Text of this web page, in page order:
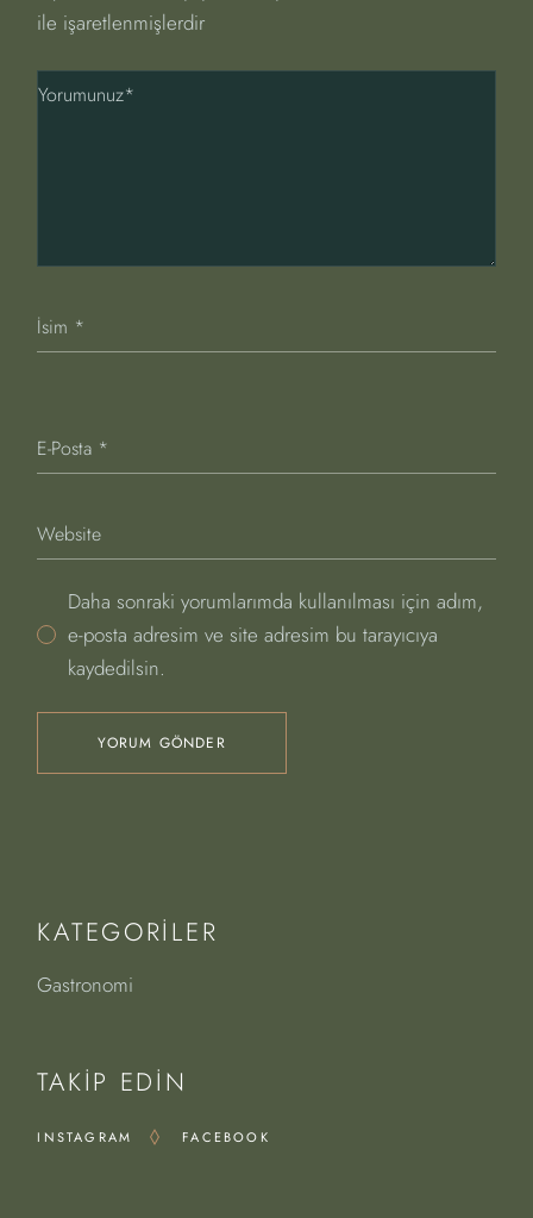
ile işaretlenmişlerdir
Daha sonraki yorumlarımda kullanılması için adım,
e-posta adresim ve site adresim bu tarayıcıya
kaydedilsin.
YORUM GÖNDER
KATEGORILER
Gastronomi
TAKIP EDIN
INSTAGRAM FACEBOOK